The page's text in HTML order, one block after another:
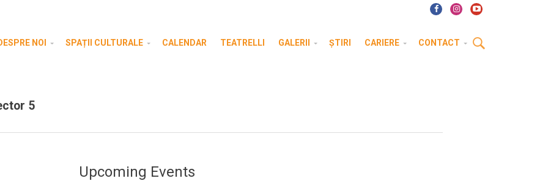
NOI SPAȚII CULTURALE CALENDAR TEATRELLI GALERII ȘTIRI CARIERE CONTACT
5
Upcoming Events